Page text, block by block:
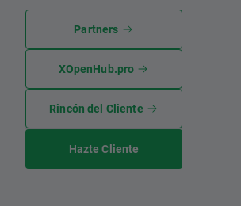
Partners
XOpenHub.pro
Rincón del Cliente
Hazte Cliente